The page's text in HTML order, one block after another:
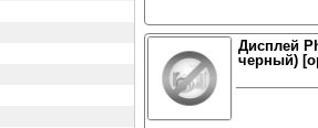
Дисплей
черный)